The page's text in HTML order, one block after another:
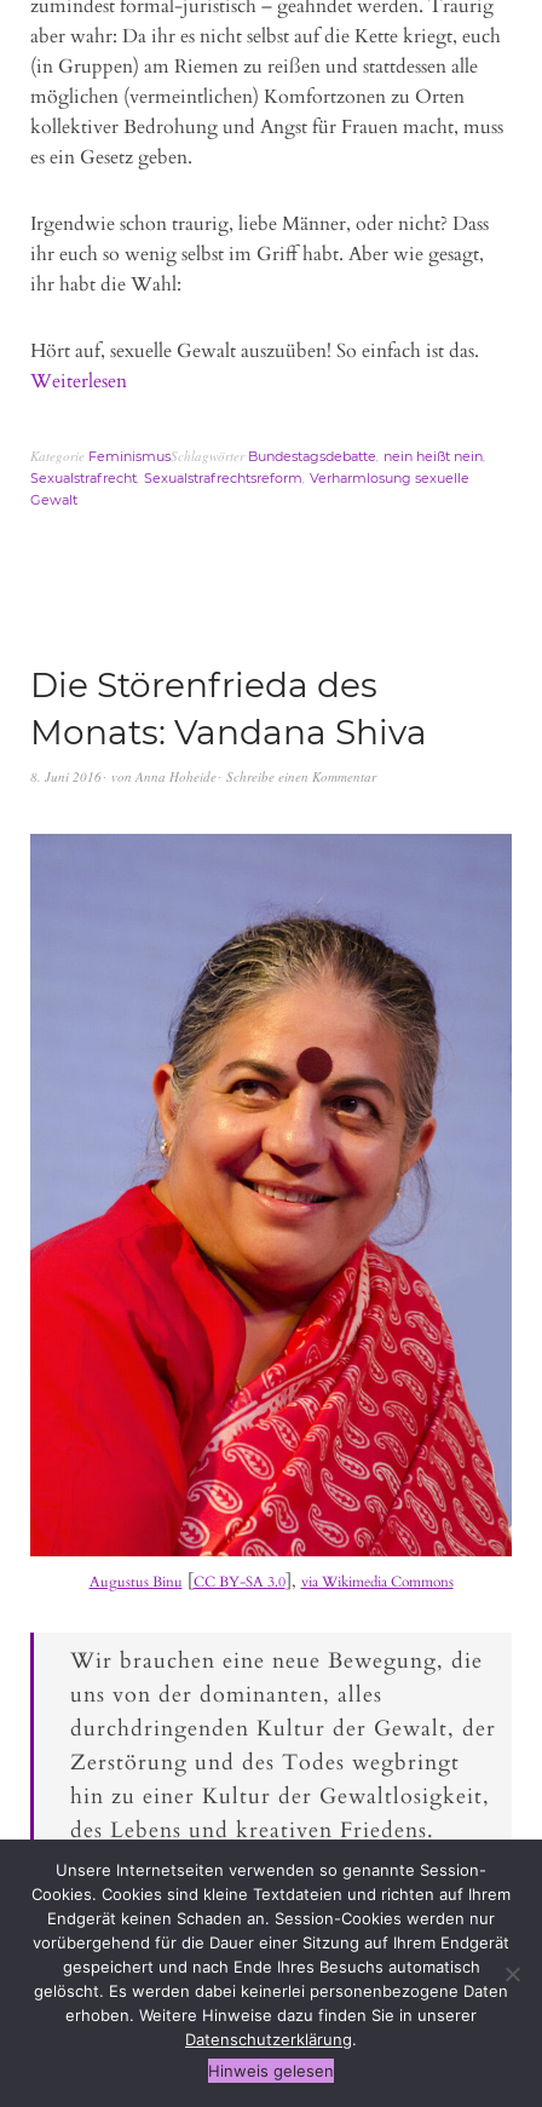
zumindest formal-juristisch – geahndet werden. Traurig
aber wahr: Da ihr es nicht selbst auf die Kette kriegt, euch
(in Gruppen) am Riemen zu reißen und stattdessen alle
möglichen (vermeintlichen) Komfortzonen zu Orten
kollektiver Bedrohung und Angst für Frauen macht, muss
es ein Gesetz geben.
Irgendwie schon traurig, liebe Männer, oder nicht? Dass
ihr euch so wenig selbst im Griff habt. Aber wie gesagt,
ihr habt die Wahl:
Hört auf, sexuelle Gewalt auszuüben! So einfach ist das.
Weiterlesen
Kategorie FeminismusSchlagwörter Bundestagsdebatte, nein heißt nein,
Sexualstrafrecht, Sexualstrafrechtsreform, Verharmlosung sexuelle
Gewalt
Die Störenfrieda des
Monats: Vandana Shiva
8. Juni 2016 von Anna Hoheide Schreibe einen Kommentar
Augustus Binu [CC BY-SA 3.0], via Wikimedia Commons
Wir brauchen eine neue Bewegung, die
uns von der dominanten, alles
durchdringenden Kultur der Gewalt, der
Zerstörung und des Todes wegbringt
hin zu einer Kultur der Gewaltlosigkeit,
des Lebens und kreativen Friedens.
VANDANA SHIVA
Vandana Shivawurde am 5. November 1952 als Tochter
eines Forstbeamten und einer Schulrätin in Dehradun, am
Fuße des Himalayas in Indien geboren.
Ihre Eltern quittierten den Staatsdient und ließen sich
später als Bauern nieder. Inspiriert durch diese lernte sie die
Unsere Internetseiten verwenden so genannte Session-
Cookies. Cookies sind kleine Textdateien und richten auf Ihrem
Endgerät keinen Schaden an. Session-Cookies werden nur
vorübergehend für die Dauer einer Sitzung auf Ihrem Endgerät
gespeichert und nach Ende Ihres Besuchs automatisch
gelöscht. Es werden dabei keinerlei personenbezogene Daten
erhoben. Weitere Hinweise dazu finden Sie in unserer
Datenschutzerklärung.
Hinweis gelesen